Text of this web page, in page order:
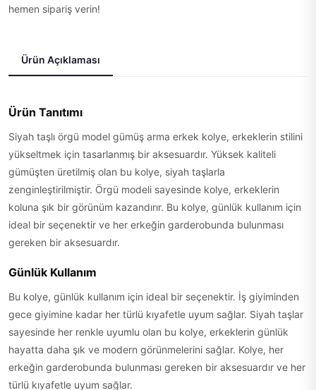
hemen sipariş verin!
Ürün Açıklaması
Ürün Tanıtımı
Siyah taşlı örgü model gümüş arma erkek kolye, erkeklerin stilini
yükseltmek için tasarlanmış bir aksesuardır. Yüksek kaliteli
gümüşten üretilmiş olan bu kolye, siyah taşlarla
zenginleştirilmiştir. Örgü modeli sayesinde kolye, erkeklerin
koluna şık bir görünüm kazandırır. Bu kolye, günlük kullanım için
ideal bir seçenektir ve her erkeğin garderobunda bulunması
gereken bir aksesuardır.
Günlük Kullanım
Bu kolye, günlük kullanım için ideal bir seçenektir. İş giyiminden
gece giyimine kadar her türlü kıyafetle uyum sağlar. Siyah taşlar
sayesinde her renkle uyumlu olan bu kolye, erkeklerin günlük
hayatta daha şık ve modern görünmelerini sağlar. Kolye, her
erkeğin garderobunda bulunması gereken bir aksesuardır ve her
türlü kıyafetle uyum sağlar.